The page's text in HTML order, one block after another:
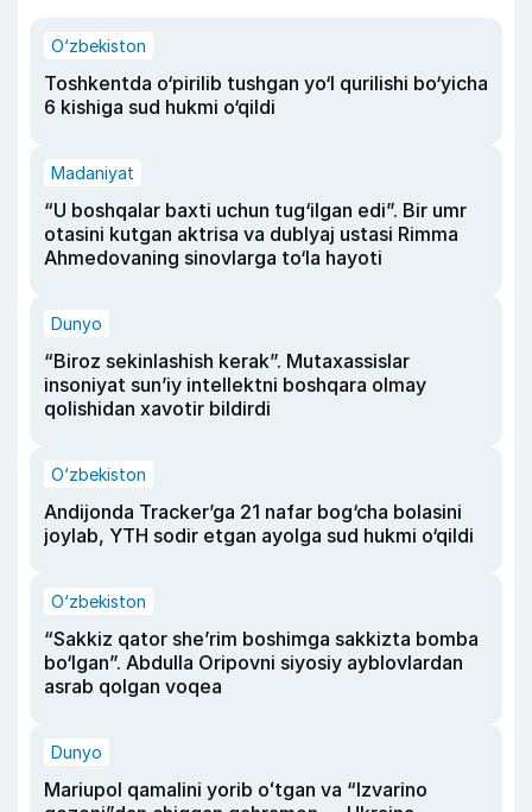
O‘zbekiston
Toshkentda o‘pirilib tushgan yo‘l qurilishi bo‘yicha
6 kishiga sud hukmi o‘qildi
Madaniyat
“U boshqalar baxti uchun tug‘ilgan edi”. Bir umr
otasini kutgan aktrisa va dublyaj ustasi Rimma
Ahmedovaning sinovlarga to‘la hayoti
Dunyo
“Biroz sekinlashish kerak”. Mutaxassislar
insoniyat sun’iy intellektni boshqara olmay
qolishidan xavotir bildirdi
O‘zbekiston
Andijonda Tracker’ga 21 nafar bog‘cha bolasini
joylab, YTH sodir etgan ayolga sud hukmi o‘qildi
O‘zbekiston
“Sakkiz qator she’rim boshimga sakkizta bomba
bo‘lgan”. Abdulla Oripovni siyosiy ayblovlardan
asrab qolgan voqea
Dunyo
Mariupol qamalini yorib oʻtgan va “Izvarino